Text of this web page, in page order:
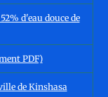
d'eau douce de
PDF)
de Kinshasa